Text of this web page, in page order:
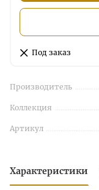
Под заказ
Производитель
Коллекция
Артикул
Характеристики